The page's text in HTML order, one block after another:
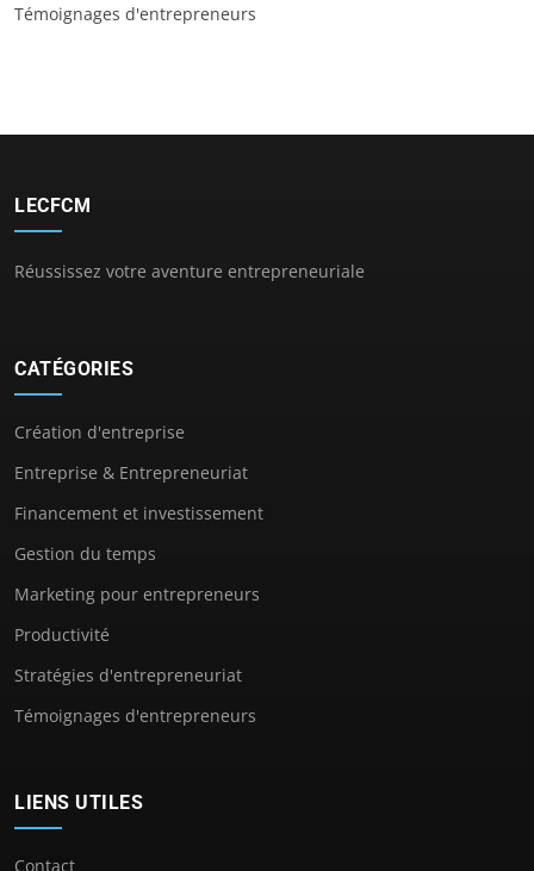
Témoignages d'entrepreneurs
LECFCM
Réussissez votre aventure entrepreneuriale
CATÉGORIES
Création d'entreprise
Entreprise & Entrepreneuriat
Financement et investissement
Gestion du temps
Marketing pour entrepreneurs
Productivité
Stratégies d'entrepreneuriat
Témoignages d'entrepreneurs
LIENS UTILES
Contact